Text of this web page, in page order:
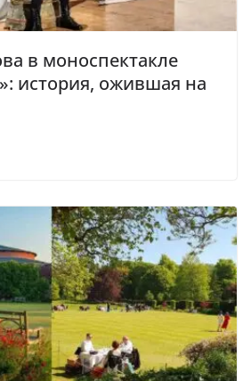
в моноспектакле
история, ожившая на